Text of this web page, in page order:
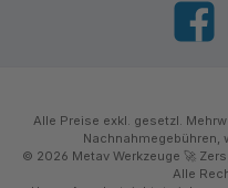
Alle Preise exkl. gesetzl.
Nachnahmegebühren,
© 2026 Metav Werkzeuge 🚀
Alle